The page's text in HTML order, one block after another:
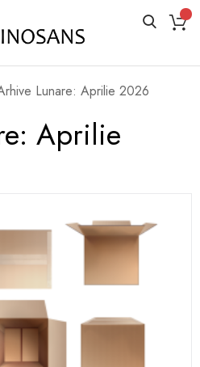
Lunare: Aprilie 2026
Aprilie